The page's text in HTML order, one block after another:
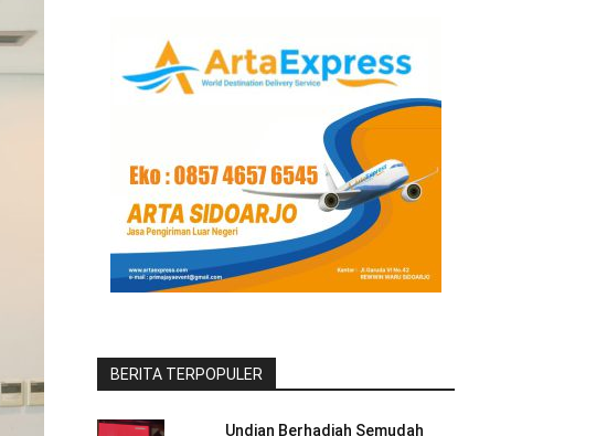
BERITA TERPOPULER
Undian Berhadiah Semudah